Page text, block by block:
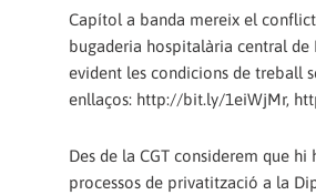
Capítol a banda mereix el
bugaderia hospitalària central
evident les condicions de treball
enllaços: http://bit.ly/1eiWjMr,
Des de la CGT considerem que
processos de privatització a la